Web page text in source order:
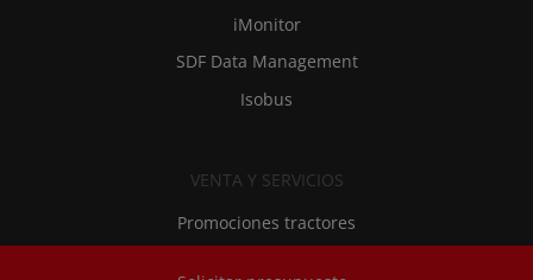
iMonitor
SDF Data Management
Isobus
VENTA Y SERVICIOS
Promociones tractores